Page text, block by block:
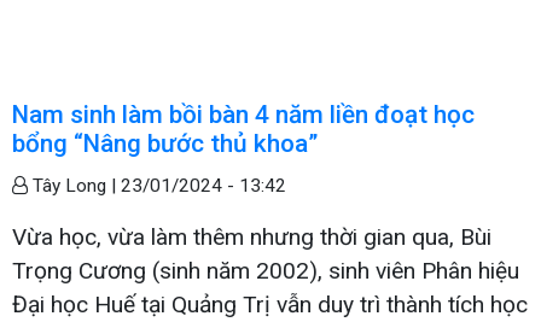
Nam sinh làm bồi bàn 4 năm liền đoạt học
bổng “Nâng bước thủ khoa”
Tây Long | 23/01/2024 - 13:42
Vừa học, vừa làm thêm nhưng thời gian qua, Bùi
Trọng Cương (sinh năm 2002), sinh viên Phân hiệu
Đại học Huế tại Quảng Trị vẫn duy trì thành tích học